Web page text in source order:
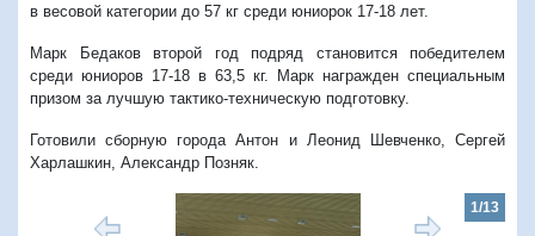
в весовой категории до 57 кг среди юниорок 17-18 лет.
Марк Бедаков второй год подряд становится победителем
среди юниоров 17-18 в 63,5 кг. Марк награжден специальным
призом за лучшую тактико-техническую подготовку.
Готовили сборную города Антон и Леонид Шевченко, Сергей
Харлашкин, Александр Позняк.
1/13